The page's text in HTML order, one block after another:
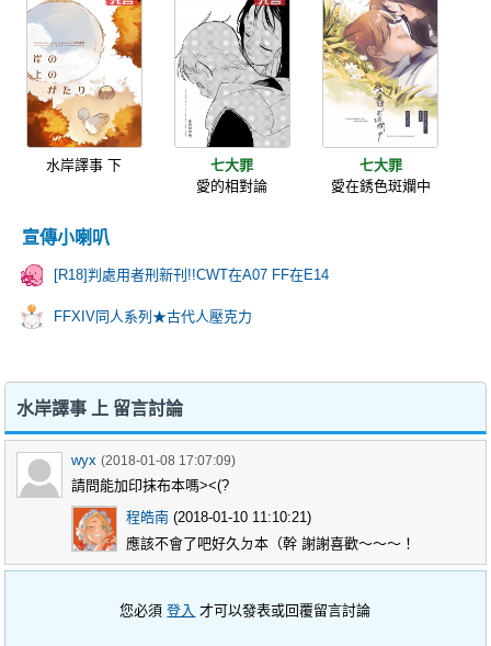
水岸譯事 下
七大罪
愛的相對論
七大罪
愛在銹色斑斕中
宣傳小喇叭
[R18]判處用者刑新刊!!CWT在A07 FF在E14
FFXIV同人系列★古代人壓克力
水岸譯事 上 留言討論
wyx (2018-01-08 17:07:09)
請問能加印抹布本嗎><(?
程皓南 (2018-01-10 11:10:21)
應該不會了吧好久ㄉ本（幹 謝謝喜歡～～～！
您必須登入 才可以發表或回覆留言討論